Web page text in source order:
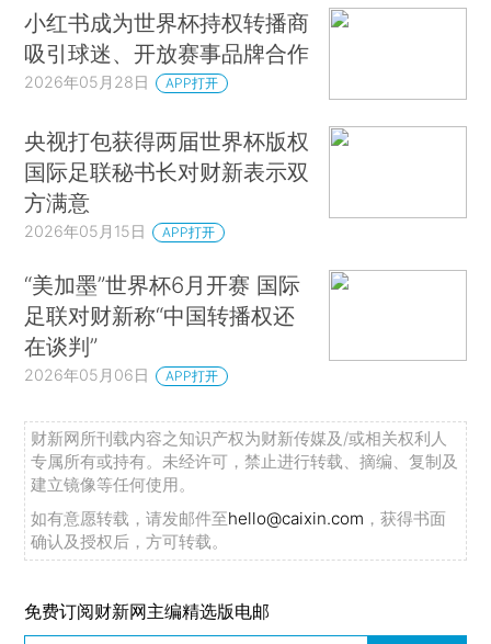
小红书成为世界杯持权转播商
吸引球迷、开放赛事品牌合作
2026年05月28日 APP打开
央视打包获得两届世界杯版权
国际足联秘书长对财新表示双
方满意
2026年05月15日 APP打开
“美加墨”世界杯6月开赛 国际
足联对财新称“中国转播权还
在谈判”
2026年05月06日 APP打开
财新网所刊载内容之知识产权为财新传媒及/或相关权利人
专属所有或持有。未经许可，禁止进行转载、摘编、复制及
建立镜像等任何使用。
如有意愿转载，请发邮件至hello@caixin.com ，获得书面
确认及授权后，方可转载。
免费订阅财新网主编精选版电邮